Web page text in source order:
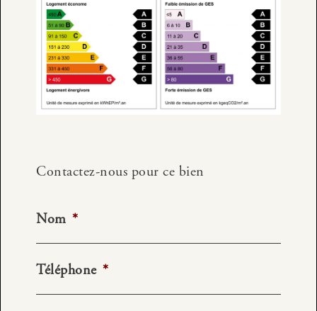
Contactez-nous pour ce bien
Nom *
Téléphone *